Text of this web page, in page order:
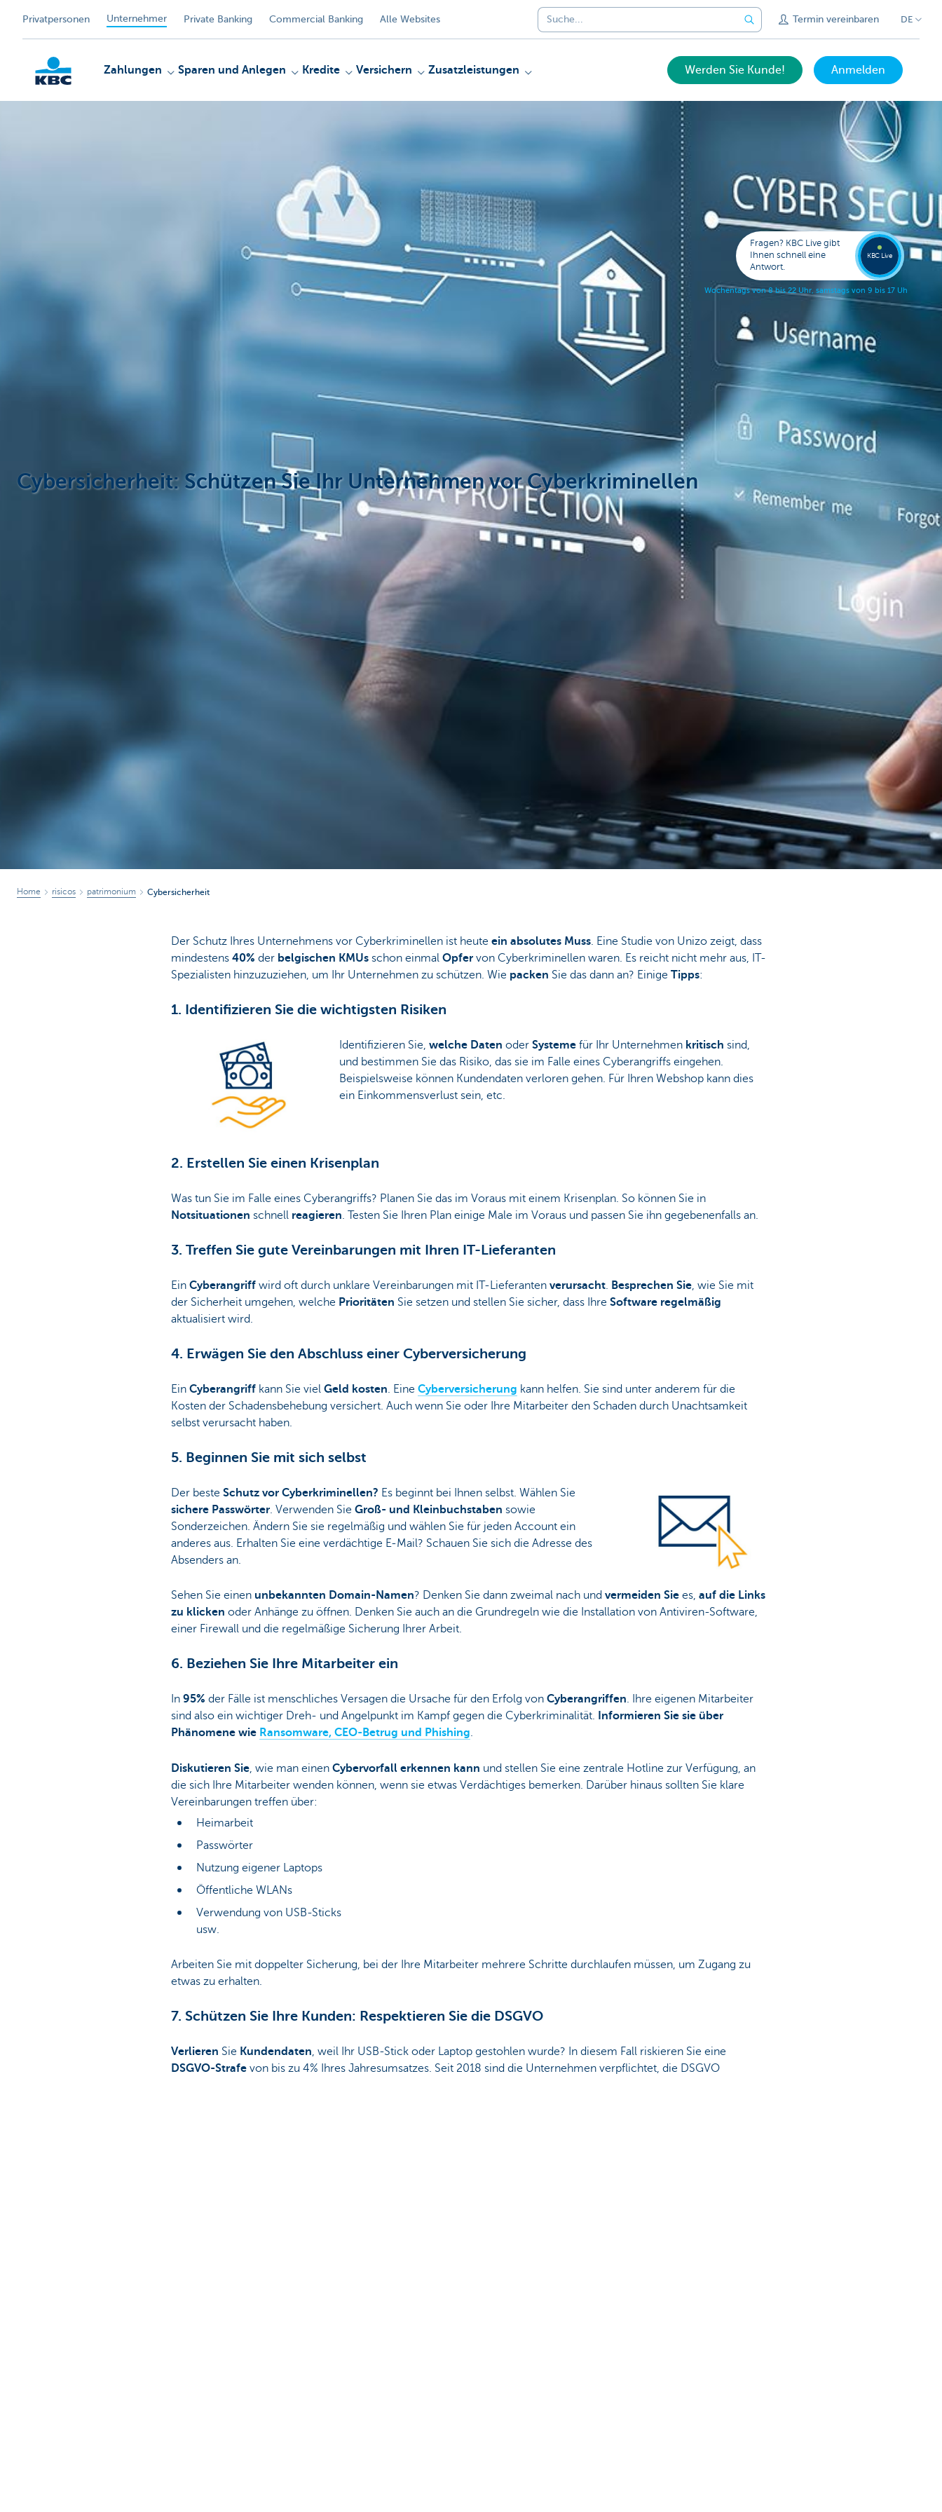
Privatpersonen Unternehmer Private Banking Commercial Banking Alle Websites Termin vereinbaren DE
Zahlungen Sparen und Anlegen Kredite Versichern Zusatzleistungen Werden Sie Kunde! Anmelden
Cybersicherheit: Schützen Sie Ihr Unternehmen vor Cyberkriminellen
Home risicos patrimonium Cybersicherheit
Der Schutz Ihres Unternehmens vor Cyberkriminellen ist heute ein absolutes Muss. Eine Studie von Unizo zeigt, dass
mindestens 40% der belgischen KMUs schon einmal Opfer von Cyberkriminellen waren. Es reicht nicht mehr aus, IT-
Spezialisten hinzuzuziehen, um Ihr Unternehmen zu schützen. Wie packen Sie das dann an? Einige Tipps:
1. Identifizieren Sie die wichtigsten Risiken
Identifizieren Sie,welche Daten oderSysteme für Ihr Unternehmen kritisch sind,
und bestimmen Sie das Risiko, das sie im Falle eines Cyberangriffs eingehen.
Beispielsweise können Kundendaten verloren gehen. Für Ihren Webshop kann dies
ein Einkommensverlust sein, etc.
2. Erstellen Sie einen Krisenplan
Was tun Sie im Falle eines Cyberangriffs? Planen Sie das im Voraus mit einem Krisenplan. So können Sie in
Notsituationen schnell reagieren. Testen Sie Ihren Plan einige Male im Voraus und passen Sie ihn gegebenenfalls an.
3. Treffen Sie gute Vereinbarungen mit Ihren IT-Lieferanten
Ein Cyberangriff wird oft durch unklare Vereinbarungen mit IT-Lieferanten verursacht. Besprechen Sie, wie Sie mit
der Sicherheit umgehen, welche Prioritäten Sie setzen und stellen Sie sicher, dass Ihre Software regelmäßig
aktualisiert wird.
4. Erwägen Sie den Abschluss einer Cyberversicherung
Ein Cyberangriff kann Sie viel Geld kosten. Eine Cyberversicherung kann helfen. Sie sind unter anderem für die
Kosten der Schadensbehebung versichert. Auch wenn Sie oder Ihre Mitarbeiter den Schaden durch Unachtsamkeit
selbst verursacht haben.
5. Beginnen Sie mit sich selbst
Der beste Schutz vor Cyberkriminellen? Es beginnt bei Ihnen selbst. Wählen Sie
sichere Passwörter. Verwenden Sie Groß- und Kleinbuchstaben sowie
Sonderzeichen. Ändern Sie sie regelmäßig und wählen Sie für jeden Account ein
anderes aus. Erhalten Sie eine verdächtige E-Mail? Schauen Sie sich die Adresse des
Absenders an.
Sehen Sie einen unbekannten Domain-Namen? Denken Sie dann zweimal nach und vermeiden Sie es, auf die Links
zu klicken oder Anhänge zu öffnen. Denken Sie auch an die Grundregeln wie die Installation von Antiviren-Software,
einer Firewall und die regelmäßige Sicherung Ihrer Arbeit.
6. Beziehen Sie Ihre Mitarbeiter ein
In 95% der Fälle ist menschliches Versagen die Ursache für den Erfolg von Cyberangriffen. Ihre eigenen Mitarbeiter
sind also ein wichtiger Dreh- und Angelpunkt im Kampf gegen die Cyberkriminalität.
Informieren Sie sie über
Phänomene wie Ransomware, CEO-Betrug und Phishing.
Diskutieren Sie , wie man einen Cybervorfall erkennen kann und stellen Sie eine zentrale Hotline zur Verfügung, an
die sich Ihre Mitarbeiter wenden können, wenn sie etwas Verdächtiges bemerken. Darüber hinaus sollten Sie klare
Vereinbarungen treffen über:
Heimarbeit
Passwörter
Nutzung eigener Laptops
Öffentliche WLANs
Verwendung von USB-Sticks
usw.
Arbeiten Sie mit doppelter Sicherung, bei der Ihre Mitarbeiter mehrere Schritte durchlaufen müssen, um Zugang zu
etwas zu erhalten.
7. Schützen Sie Ihre Kunden: Respektieren Sie die DSGVO
Verlieren Sie Kundendaten, weil Ihr USB-Stick oder Laptop gestohlen wurde? In diesem Fall riskieren Sie eine
DSGVO-Strafe von bis zu 4% Ihres Jahresumsatzes. Seit 2018 sind die Unternehmen verpflichtet, die DSGVO
Fragen? KBC Live gibt
Ihnen schnell eine
Antwort.
Wochentags von 8 bis 22 Uhr, samstags von 9 bis 17 Uh
KBC Live
KBC
Live
078
353